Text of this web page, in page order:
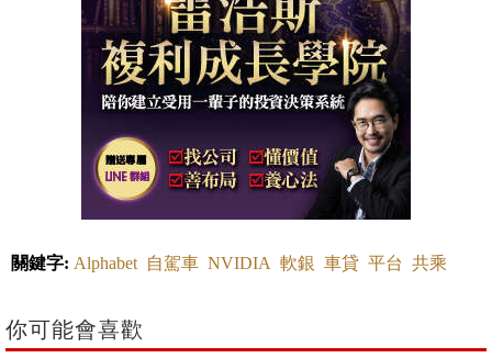
關鍵字: Alphabet 自駕車 NVIDIA 軟銀 車貸 平台 共乘
你可能會喜歡